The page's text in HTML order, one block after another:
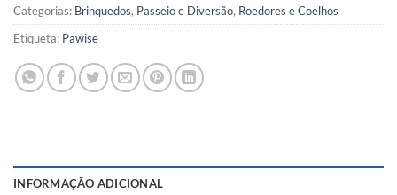
Categorias: Brinquedos, Passeio e Diversão, Roedores e Coelhos
Etiqueta: Pawise
INFORMAÇÃO ADICIONAL